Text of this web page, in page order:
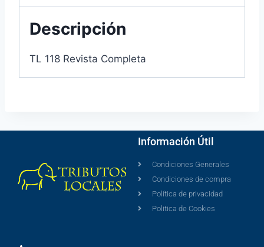
Descripción
TL 118 Revista Completa
Información Útil
Condiciones Generales
Condiciones de compra
Política de privacidad
Politica de Cookies